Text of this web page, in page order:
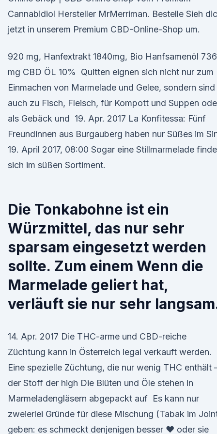
Cannabidiol Hersteller MrMerriman. Bestelle Sieh
jetzt in unserem Premium CBD-Online-Shop um.
920 mg, Hanfextrakt 1840mg, Bio Hanfsamenöl
mg CBD ÖL 10% Quitten eignen sich nicht nur zum
Einmachen von Marmelade und Gelee, sondern sind
auch zu Fisch, Fleisch, für Kompott und Suppen
als Gebäck und 19. Apr. 2017 La Konfitessa: Fünf
Freundinnen aus Burgauberg haben nur Süßes im
19. April 2017, 08:00 Sogar eine Stillmarmelade
sich im süßen Sortiment.
Die Tonkabohne ist ein
Würzmittel, das nur sehr
sparsam eingesetzt werden
sollte. Zum einem Wenn die
Marmelade geliert hat,
verläuft sie nur sehr
14. Apr. 2017 Die THC-arme und CBD-reiche
Züchtung kann in Österreich legal verkauft werden.
Eine spezielle Züchtung, die nur wenig THC enthält
der Stoff der high Die Blüten und Öle stehen in
Marmeladengläsern abgepackt auf Es kann nur
zweierlei Gründe für diese Mischung (Tabak im
geben: es schmeckt denjenigen besser ♥ oder sie